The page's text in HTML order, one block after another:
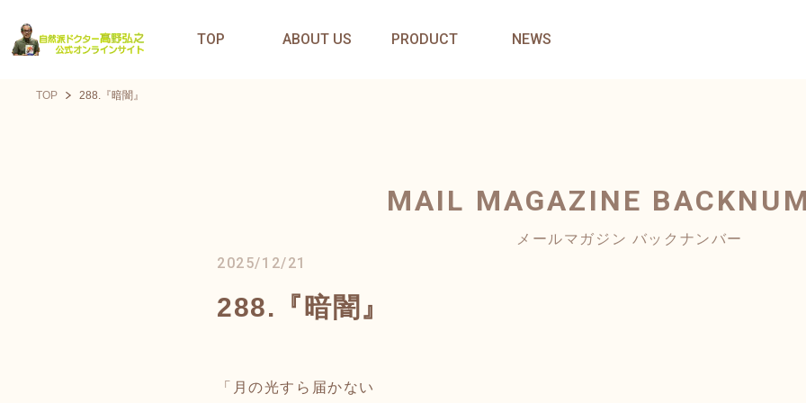
TOP ABOUT US PRODUCT NEWS
TOP 288.『暗闇』
MAIL MAGAZINE
メールマガジン バックナンバー
2025/12/21
288.『暗闇』
「月の光すら届かない